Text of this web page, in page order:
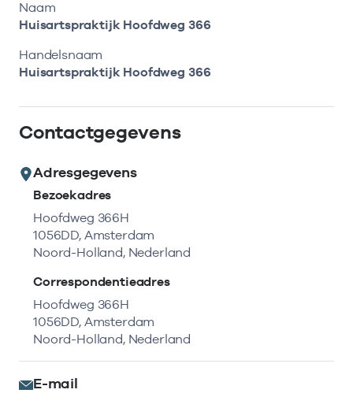
Zoeken in AGB-register
zorgaanbieder of onderneming.
Kortdurende zorg
Langdurige zorg
Gemeentezorgspiegel
Op zoek naar een rapport?
Bekijk de openbare rapporten per thema of
log in voor de besloten rapporten op
Zorgprisma.nl.
Naar openbare rapporten
Retourcodezoeker
Bekijk het aanbod
Naar hulp
Naam
Huisartspraktijk Hoofdweg 366
Handelsnaam
Huisartspraktijk Hoofdweg 366
Contactgegevens
Adresgegevens
Bezoekadres
Hoofdweg 366H
1056DD, Amsterdam
Noord-Holland, Nederland
Correspondentieadres
Hoofdweg 366H
1056DD, Amsterdam
Noord-Holland, Nederland
E-mail